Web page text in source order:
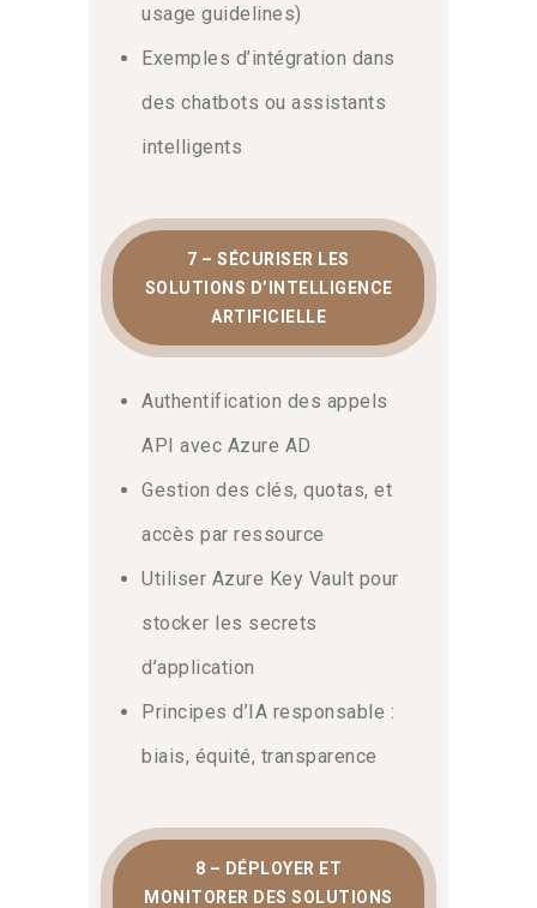
usage guidelines)
Exemples d’intégration dans
des chatbots ou assistants
intelligents
7 – SÉCURISER LES
SOLUTIONS D’INTELLIGENCE
ARTIFICIELLE
Authentification des appels
API avec Azure AD
Gestion des clés, quotas, et
accès par ressource
Utiliser Azure Key Vault pour
stocker les secrets
d’application
Principes d’IA responsable :
biais, équité, transparence
8 – DÉPLOYER ET
MONITORER DES SOLUTIONS